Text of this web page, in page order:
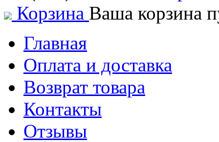
Корзина Ваша корзина
Главная
Оплата и доставка
Возврат товара
Контакты
Отзывы